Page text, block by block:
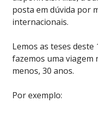
posta em dúvida por
internacionais.
Lemos as teses deste
fazemos uma viagem
menos, 30 anos.
Por exemplo: